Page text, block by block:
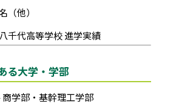
（他）
千代高等学校 進学実績
る大学・学部
商学部・基幹理工学部